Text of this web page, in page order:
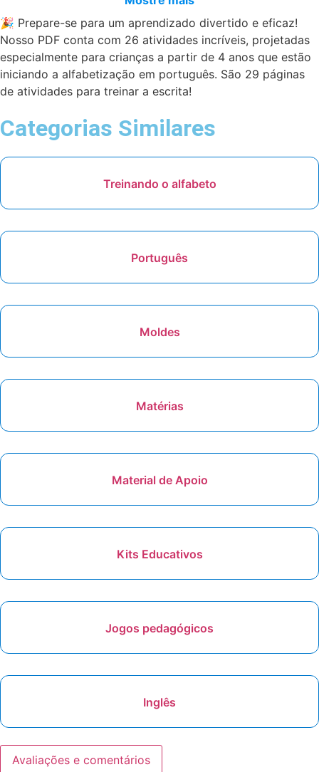
🎉 Prepare-se para um aprendizado divertido e eficaz!
Nosso PDF conta com 26 atividades incríveis, projetadas
especialmente para crianças a partir de 4 anos que estão
iniciando a alfabetização em português. São 29 páginas
de atividades para treinar a escrita!
Categorias Similares
Treinando o alfabeto
Português
Moldes
Matérias
Material de Apoio
Kits Educativos
Jogos pedagógicos
Inglês
Avaliações e comentários